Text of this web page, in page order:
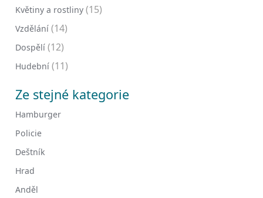
Květiny a rostliny (15)
Vzdělání (14)
Dospělí (12)
Hudební (11)
Ze stejné kategorie
Hamburger
Policie
Deštník
Hrad
Anděl